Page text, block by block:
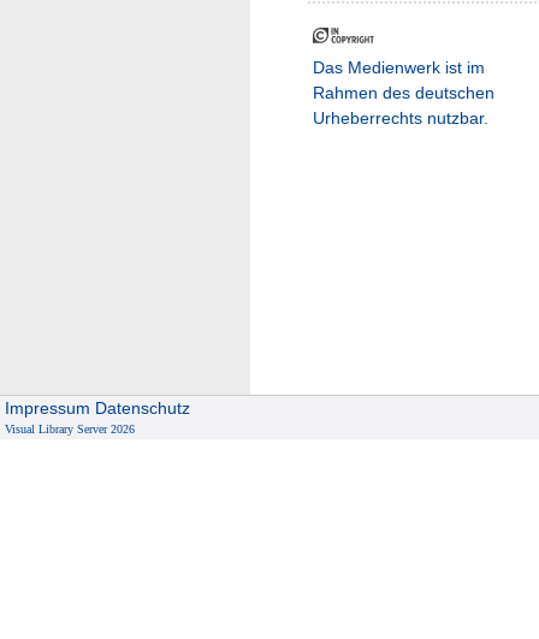
Das Medienwerk ist im
Rahmen des deutschen
Urheberrechts nutzbar.
Impressum Datenschutz
Visual Library Server 2026